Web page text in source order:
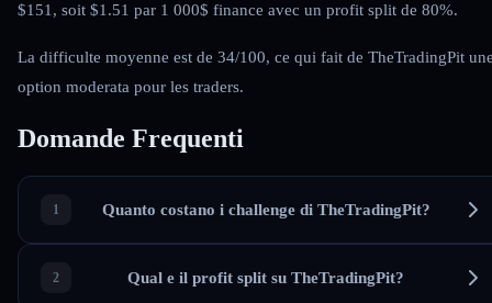
$151, soit $1.51 par 1 000$ finance avec un profit split de 80%.
La difficulte moyenne est de 34/100, ce qui fait de TheTradingPit
option moderata pour les traders.
Domande Frequenti
Quanto costano i challenge di TheTradingPit?
Qual e il profit split su TheTradingPit?